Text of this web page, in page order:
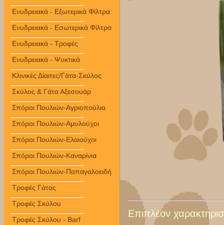
Ενυδρειακά - Εξωτερικά Φίλτρα
Ενυδρειακά - Εσωτερικά Φίλτρα
Ενυδρειακά - Τροφές
Ενυδρειακά - Ψυκτικά
Κλινικές Δίαιτες/Γάτα-Σκύλος
Σκύλος & Γάτα Αξεσουάρ
Σπόροι Πουλιών-Αγριοπούλια
Σπόροι Πουλιών-Αμυλούχοι
Σπόροι Πουλιών-Ελαιούχοι
Σπόροι Πουλιών-Καναρίνια
Σπόροι Πουλιών-Παπαγαλοειδή
Τροφές Γάτας
Τροφές Σκύλου
Τροφές Σκύλου - Barf
Επιπλέον